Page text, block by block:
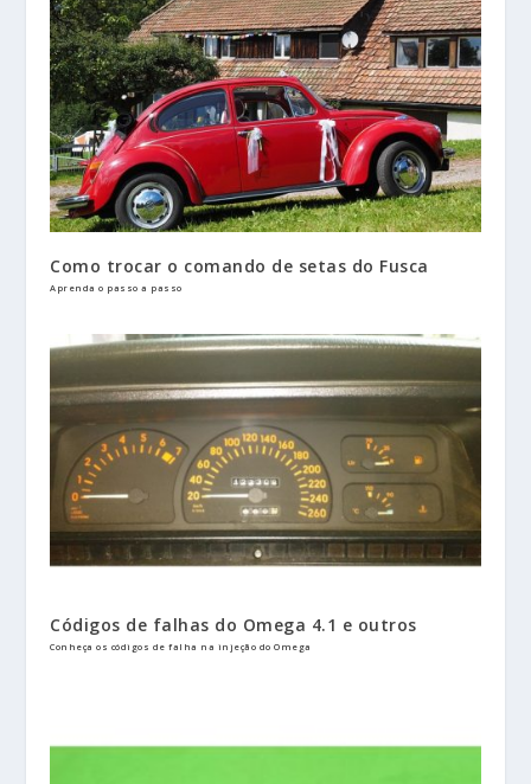
Como trocar o comando de setas do Fusca
Aprenda o passo a passo
Códigos de falhas do Omega 4.1 e outros
Conheça os códigos de falha na injeção do Omega